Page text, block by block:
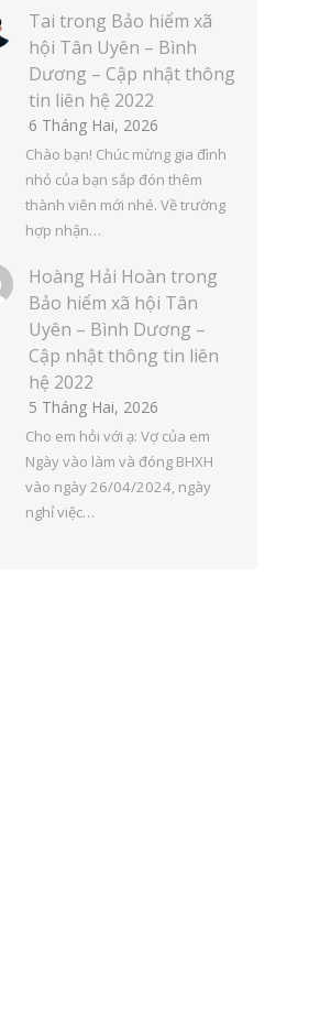
Tai trong Bảo hiểm xã
hội Tân Uyên – Bình
Dương – Cập nhật thông
tin liên hệ 2022
6 Tháng Hai, 2026
Chào bạn! Chúc mừng gia đình
nhỏ của bạn sắp đón thêm
thành viên mới nhé. Về trường
hợp nhận…
Hoàng Hải Hoàn trong
Bảo hiểm xã hội Tân
Uyên – Bình Dương –
Cập nhật thông tin liên
hệ 2022
5 Tháng Hai, 2026
Cho em hỏi với ạ: Vợ của em
Ngày vào làm và đóng BHXH
vào ngày 26/04/2024, ngày
nghỉ việc…